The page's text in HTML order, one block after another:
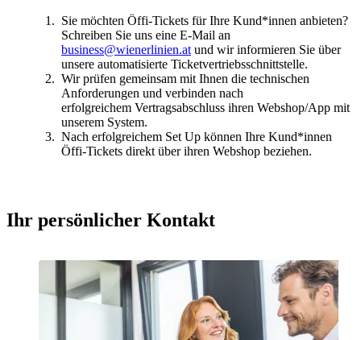
Sie möchten Öffi-Tickets für Ihre Kund*innen anbieten?
Schreiben Sie uns eine E-Mail an
business@wienerlinien.at und wir informieren Sie über
unsere automatisierte Ticketvertriebsschnittstelle.
Wir prüfen gemeinsam mit Ihnen die technischen
Anforderungen und verbinden nach
erfolgreichem Vertragsabschluss ihren Webshop/App mit
unserem System.
Nach erfolgreichem Set Up können Ihre Kund*innen
Öffi-Tickets direkt über ihren Webshop beziehen.
Ihr persönlicher Kontakt